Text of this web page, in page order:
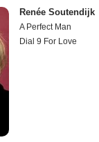
Renée Soutendijk
A Perfect Man
Dial 9 For Love